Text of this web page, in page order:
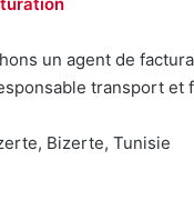
un agent de
transport et
Bizerte, Tunisie